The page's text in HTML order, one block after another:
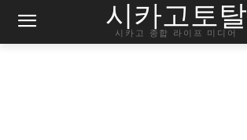
시카고토탈
시카고 종합 라이프 미디어